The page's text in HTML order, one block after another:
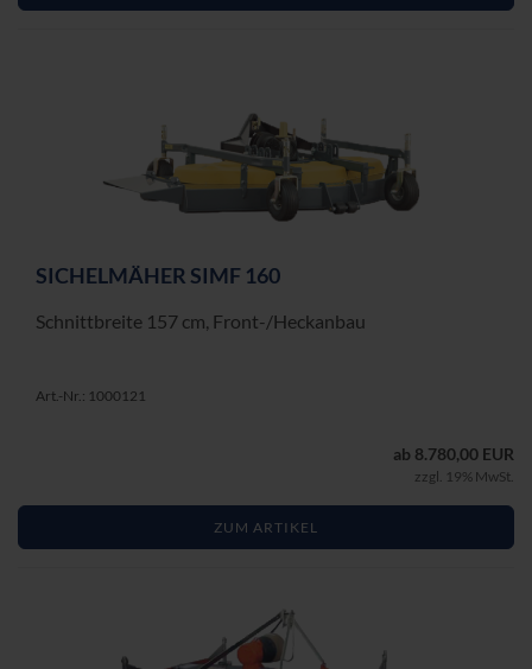
SI­CHEL­MÄ­HER SIMF 160
Schnitt­brei­te 157 cm, Front-​/Heck­an­bau
Art.-Nr.: 1000121
ab 8.780,00 EUR
zzgl. 19% MwSt.
ZUM ARTIKEL